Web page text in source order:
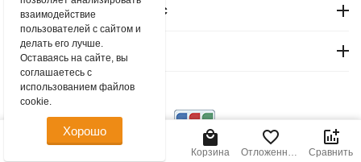
Покупательский сервис
Контакты
© 2004 - 2026 msever.ru.
75.00 Р В корзину
Корзина
Отложенные
Сравнить
взаимодействие
пользователей с сайтом и
делать его лучше.
Оставаясь на сайте, вы
соглашаетесь с
использованием файлов
cookie.
Хорошо